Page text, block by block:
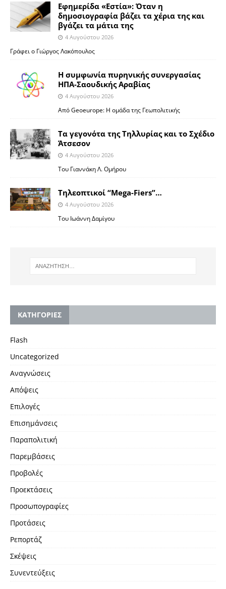
Εφημερίδα «Εστία»: Όταν η
δημοσιογραφία βάζει τα χέρια της και
βγάζει τα μάτια της
4 Αυγούστου 2026
Γράφει ο Γιώργος Λακόπουλος
Η συμφωνία πυρηνικής συνεργασίας
ΗΠΑ-Σαουδικής Αραβίας
4 Αυγούστου 2026
Από Geoeurope: H ομάδα της Γεωπολιτικής
Τα γεγονότα της Τηλλυρίας και το Σχέδιο
Άτσεσον
4 Αυγούστου 2026
Toυ Γιαννάκη Λ. Ομήρου
Tηλεοπτικοί “Mega-Fiers”…
4 Αυγούστου 2026
Toυ Ιωάννη Δαμίγου
KΑΤΗΓΟΡΙΕΣ
Flash
Uncategorized
Αναγνώσεις
Απόψεις
Επιλογές
Επισημάνσεις
Παραπολιτική
Παρεμβάσεις
Προβολές
Προεκτάσεις
Προσωπογραφίες
Προτάσεις
Ρεπορτάζ
Σκέψεις
Συνεντεύξεις